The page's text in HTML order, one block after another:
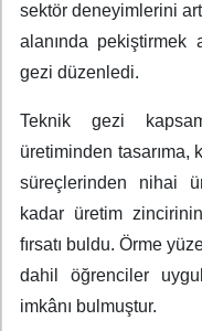
sektör deneyimlerini
alanında pekiştirmek
gezi düzenledi.
Teknik gezi
üretiminden tasarıma,
süreçlerinden nihai
kadar üretim
fırsatı buldu. Örme
dahil öğrenciler
imkânı bulmuştur.